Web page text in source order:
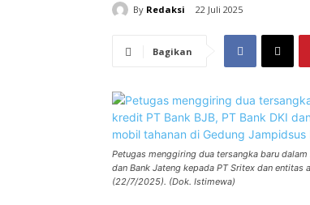
By Redaksi 22 Juli 2025
Bagikan
Petugas menggiring dua tersangka baru
dan Bank Jateng kepada PT Sritex dan entitas
(22/7/2025). (Dok. Istimewa)